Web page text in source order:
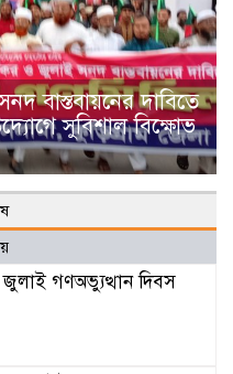
বাস্তবায়নের দাবিতে
সুবিশাল বিক্ষোভ
জুলাই গণঅভ্যুত্থান দিবস